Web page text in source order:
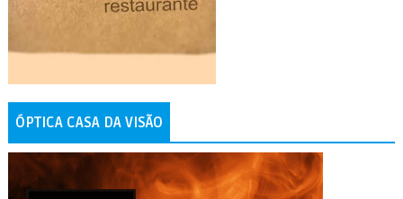
ÓPTICA CASA DA VISÃO